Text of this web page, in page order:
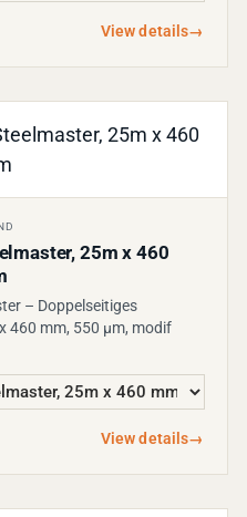
View details→
25m x 460
– Doppelseitiges
460 mm, 550 µm, modif
View details→